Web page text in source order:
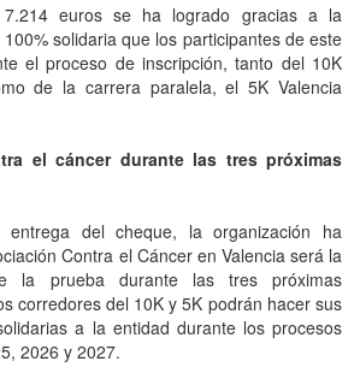
euros se ha logrado gracias a la
solidaria que los participantes de este
el proceso de inscripción, tanto del 10K
de la carrera paralela, el 5K Valencia
el cáncer durante las tres próximas
del cheque, la organización ha
Contra el Cáncer en Valencia será la
la prueba durante las tres próximas
corredores del 10K y 5K podrán hacer sus
a la entidad durante los procesos
2026 y 2027.